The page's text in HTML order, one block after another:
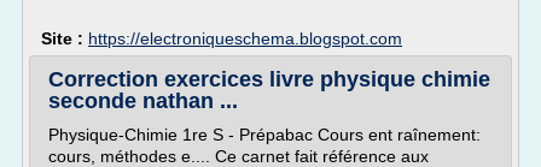
Site : https://electroniqueschema.blogspot.com
Correction exercices livre physique chimie
seconde nathan ...
Physique-Chimie 1re S - Prépabac Cours ent raînement:
cours, méthodes e.... Ce carnet fait référence aux